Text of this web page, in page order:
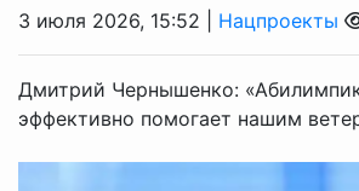
3 июля 2026, 15:52 | Нацпроекты
Дмитрий Чернышенко:
эффективно помогает нашим